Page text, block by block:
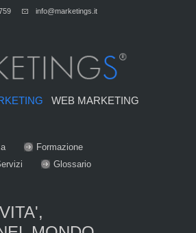
info@marketings.it
WEB MARKETING
Formazione
Glossario